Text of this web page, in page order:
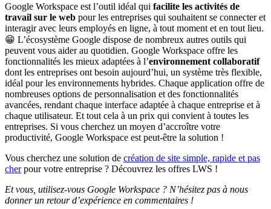
Google Workspace est l’outil idéal qui facilite les activités de
travail sur le web pour les entreprises qui souhaitent se connecter et
interagir avec leurs employés en ligne, à tout moment et en tout lieu.
😁 L’écosystème Google dispose de nombreux autres outils qui
peuvent vous aider au quotidien. Google Workspace offre les
fonctionnalités les mieux adaptées à l’environnement collaboratif
dont les entreprises ont besoin aujourd’hui, un système très flexible,
idéal pour les environnements hybrides. Chaque application offre de
nombreuses options de personnalisation et des fonctionnalités
avancées, rendant chaque interface adaptée à chaque entreprise et à
chaque utilisateur. Et tout cela à un prix qui convient à toutes les
entreprises. Si vous cherchez un moyen d’accroître votre
productivité, Google Workspace est peut-être la solution !
Vous cherchez une solution de création de site simple, rapide et pas
cherpour votre entreprise ? Découvrez les offres LWS !
Et vous, utilisez-vous Google Workspace ? N’hésitez pas à nous
donner un retour d’expérience en commentaires !